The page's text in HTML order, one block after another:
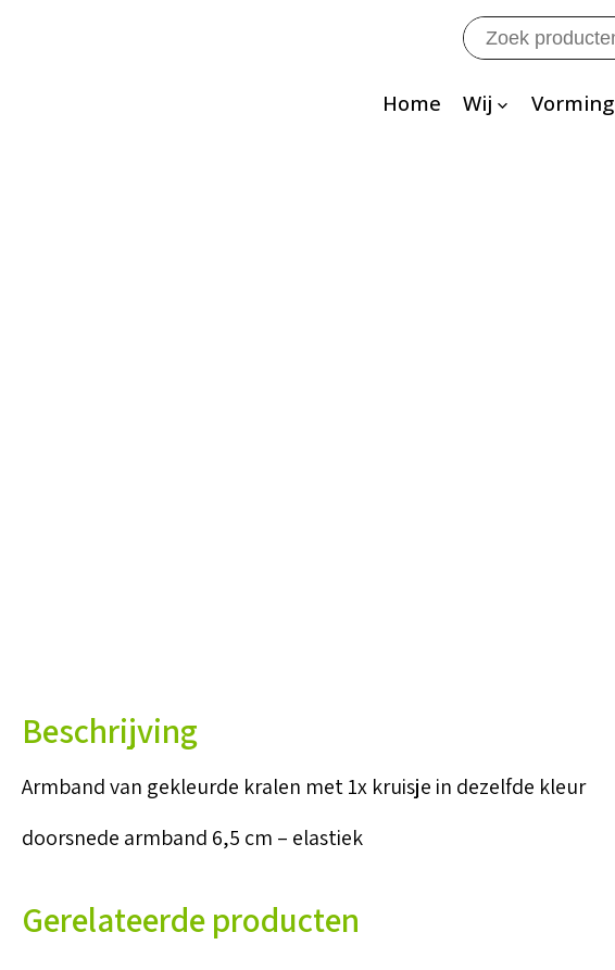
Zoeken
naar:
Home Wij Vorming
Beschrijving
Armband van gekleurde kralen met 1x kruisje in dezelfde kleur
doorsnede armband 6,5 cm – elastiek
Gerelateerde producten